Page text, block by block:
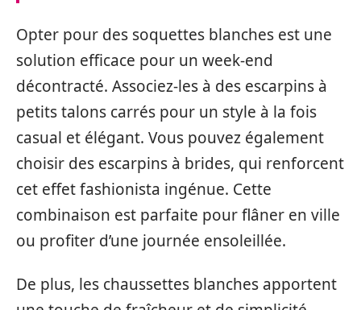
Opter pour des soquettes blanches est une
solution efficace pour un week-end
décontracté. Associez-les à des escarpins à
petits talons carrés pour un style à la fois
casual et élégant. Vous pouvez également
choisir des escarpins à brides, qui renforcent
cet effet fashionista ingénue. Cette
combinaison est parfaite pour flâner en ville
ou profiter d’une journée ensoleillée.
De plus, les chaussettes blanches apportent